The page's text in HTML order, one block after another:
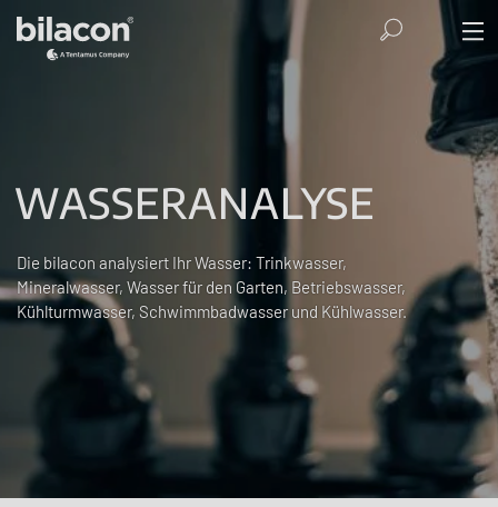
WASSERANALYSE
Die bilacon analysiert Ihr Wasser: Trinkwasser,
Mineralwasser, Wasser für den Garten, Betriebswasser,
Kühlturmwasser, Schwimmbadwasser und Kühlwasser.